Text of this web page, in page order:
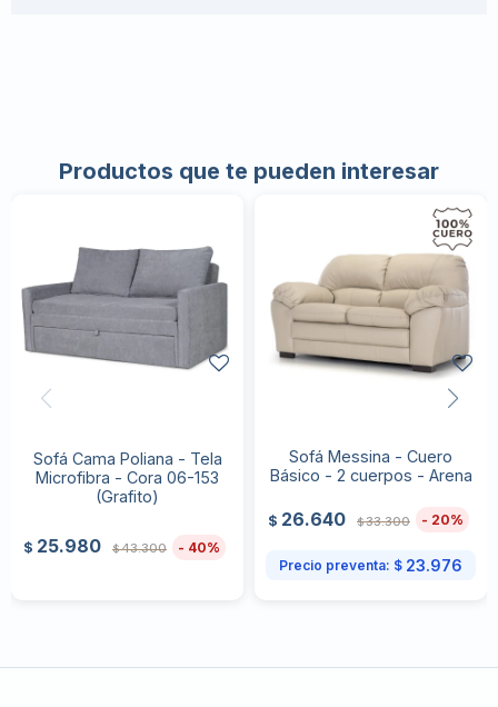
Productos que te pueden interesar
Sofá Cama Poliana - Tela
Microfibra - Cora 06-153
(Grafito)
$ 25.980 $43.300 40
Sofá Messina - Cuero
Básico - 2 cuerpos - Arena
$ 26.640 $33.300 20
Precio preventa: $ 23.976